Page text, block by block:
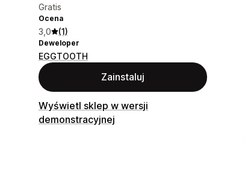
Gratis
Ocena
3,0 (1)
Deweloper
EGGTOOTH
Zainstaluj
Wyświetl sklep w wersji
demonstracyjnej